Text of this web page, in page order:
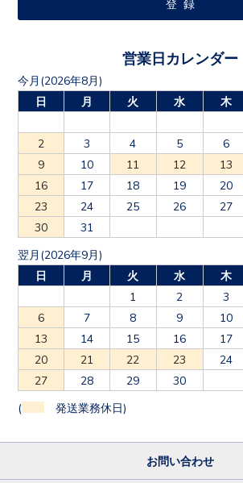
営業日カレンダー
今月(2026年8月)
日
月 火 水 木
2
3 4 5 6
9
10 11 12 13
16
17 18 19 20
23
24 25 26 27
30
31
翌月(2026年9月)
日
月 火 水 木
1
2 3
6
7 8 9 10
13
14 15 16 17
20
21 22 23 24
27
28 29 30
( 発送業務休日)
お問い合わせ